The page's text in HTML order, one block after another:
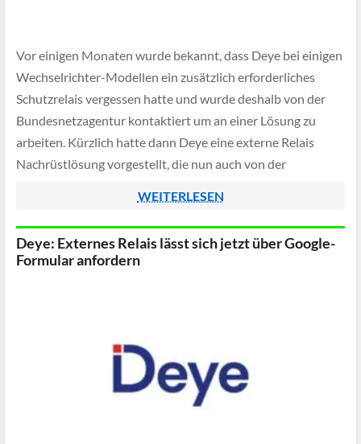
Vor einigen Monaten wurde bekannt, dass Deye bei einigen
Wechselrichter-Modellen ein zusätzlich erforderliches
Schutzrelais vergessen hatte und wurde deshalb von der
Bundesnetzagentur kontaktiert um an einer Lösung zu
arbeiten. Kürzlich hatte dann Deye eine externe Relais
Nachrüstlösung vorgestellt, die nun auch von der
WEITERLESEN
Deye: Externes Relais lässt sich jetzt über Google-
Formular anfordern